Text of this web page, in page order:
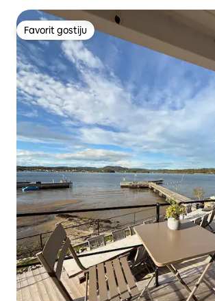
Favorit gostiju
Favorit gostiju